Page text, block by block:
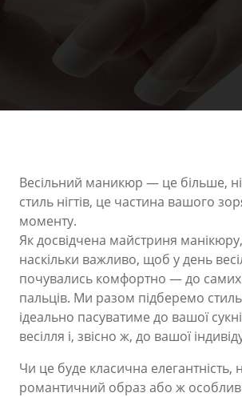
Весільний маникюр — це більше,
стиль нігтів, це частина вашого
моменту.
Як досвідчена майстриня
наскільки важливо, щоб у день
почувались комфортно — до самих
пальців. Ми разом підберемо
ідеально пасуватиме до вашої
весілля і, звісно ж, до вашої
Чи це буде класична елегантність,
романтичний образ або ж